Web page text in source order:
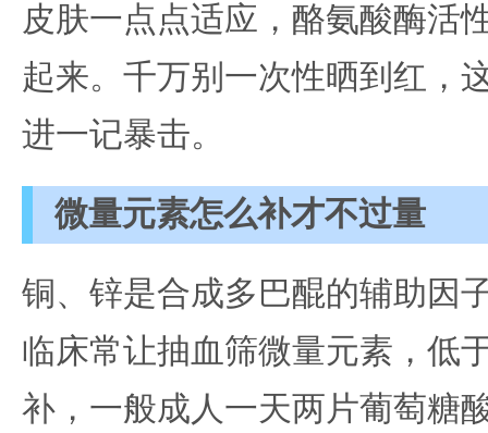
皮肤一点点适应，酪氨酸酶活
起来。千万别一次性晒到红，
进一记暴击。
微量元素怎么补才不过量
铜、锌是合成多巴醌的辅助因
临床常让抽血筛微量元素，低
补，一般成人一天两片葡萄糖